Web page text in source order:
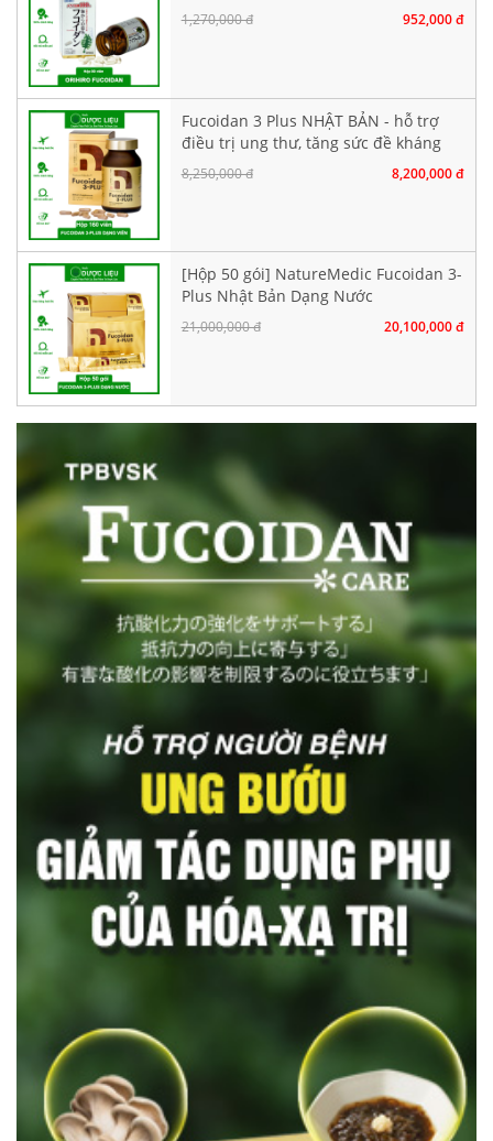
1,270,000 đ 952,000 đ
Fucoidan 3 Plus NHẬT BẢN - hỗ trợ
điều trị ung thư, tăng sức đề kháng
8,250,000 đ 8,200,000 đ
[Hộp 50 gói] NatureMedic Fucoidan 3-
Plus Nhật Bản Dạng Nước
21,000,000 đ 20,100,000 đ